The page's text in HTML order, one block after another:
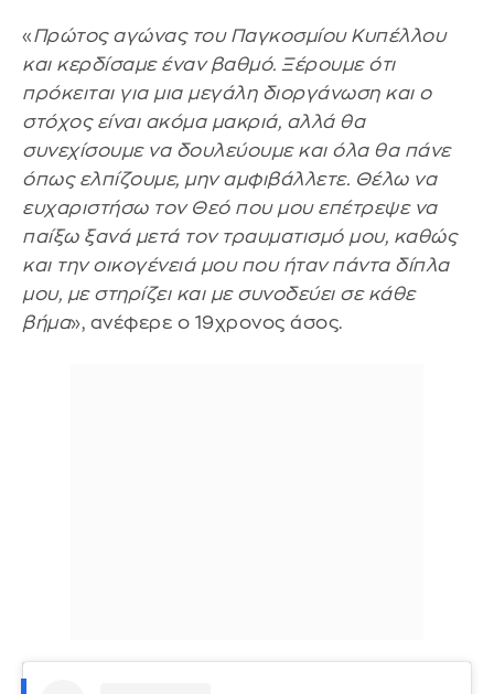
«Πρώτος αγώνας του Παγκοσμίου Κυπέλλου
και κερδίσαμε έναν βαθμό. Ξέρουμε ότι
πρόκειται για μια μεγάλη διοργάνωση και ο
στόχος είναι ακόμα μακριά, αλλά θα
συνεχίσουμε να δουλεύουμε και όλα θα πάνε
όπως ελπίζουμε, μην αμφιβάλλετε. Θέλω να
ευχαριστήσω τον Θεό που μου επέτρεψε να
παίξω ξανά μετά τον τραυματισμό μου, καθώς
και την οικογένειά μου που ήταν πάντα δίπλα
μου, με στηρίζει και με συνοδεύει σε κάθε
βήμα», ανέφερε ο 19χρονος άσος.